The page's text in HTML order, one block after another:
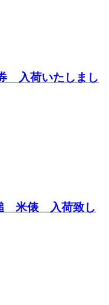
入荷いたしまし
米俵 入荷致し